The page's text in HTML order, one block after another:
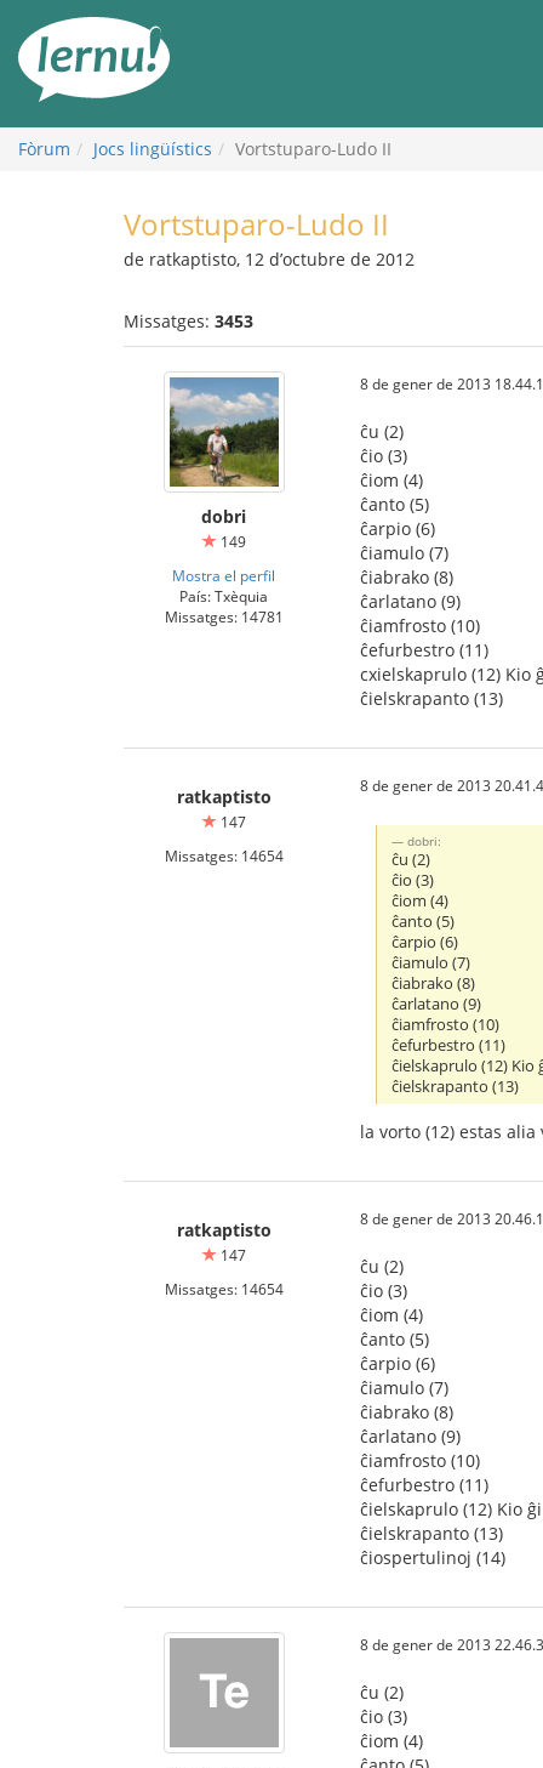
contingut
Fòrum Jocs lingüístics Vortstuparo-Ludo II
Vortstuparo-Ludo II
de ratkaptisto, 12 d’octubre de 2012
Missatges: 3453
dobri
149
Mostra el perfil
País: Txèquia
Missatges: 14781
8 de gener de 2013
ĉu (2)
ĉio (3)
ĉiom (4)
ĉanto (5)
ĉarpio (6)
ĉiamulo (7)
ĉiabrako (8)
ĉarlatano (9)
ĉiamfrosto (10)
ĉefurbestro (11)
cxielskaprulo (12) Kio
ĉielskrapanto (13)
ratkaptisto
147
Missatges: 14654
8 de gener de 2013
dobri:
ĉu (2)
ĉio (3)
ĉiom (4)
ĉanto (5)
ĉarpio (6)
ĉiamulo (7)
ĉiabrako (8)
ĉarlatano (9)
ĉiamfrosto (10)
ĉefurbestro (11)
ĉielskaprulo (12) Kio
ĉielskrapanto (13)
la vorto (12) estas
ratkaptisto
147
Missatges: 14654
8 de gener de 2013
ĉu (2)
ĉio (3)
ĉiom (4)
ĉanto (5)
ĉarpio (6)
ĉiamulo (7)
ĉiabrako (8)
ĉarlatano (9)
ĉiamfrosto (10)
ĉefurbestro (11)
ĉielskaprulo (12) Kio
ĉielskrapanto (13)
ĉiospertulinoj (14)
8 de gener de 2013
ĉu (2)
ĉio (3)
ĉiom (4)